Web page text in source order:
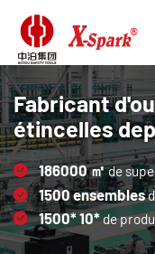
Fabricant
étincelles
186000㎡de
1500ensembles
1500*10*de